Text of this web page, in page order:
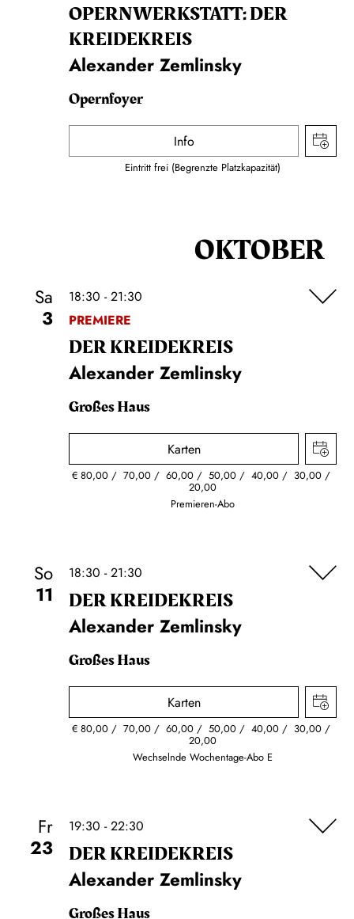
OPERNWERKSTATT: DER
KREIDEKREIS
Alexander Zemlinsky
Opernfoyer
Info
Eintritt frei (Begrenzte Platzkapazität)
OKTOBER
Sa
3
18:30 - 21:30
PREMIERE
DER KREIDE­KREIS
Alexander Zemlinsky
Großes Haus
Karten
€80,00 70,00 60,00 50,00 40,00 30,00
20,00
Premieren-Abo
So
11
18:30 - 21:30
DER KREIDE­KREIS
Alexander Zemlinsky
Großes Haus
Karten
€80,00 70,00 60,00 50,00 40,00 30,00
20,00
Wechselnde Wochentage-Abo E
Fr
23
19:30 - 22:30
DER KREIDE­KREIS
Alexander Zemlinsky
Großes Haus